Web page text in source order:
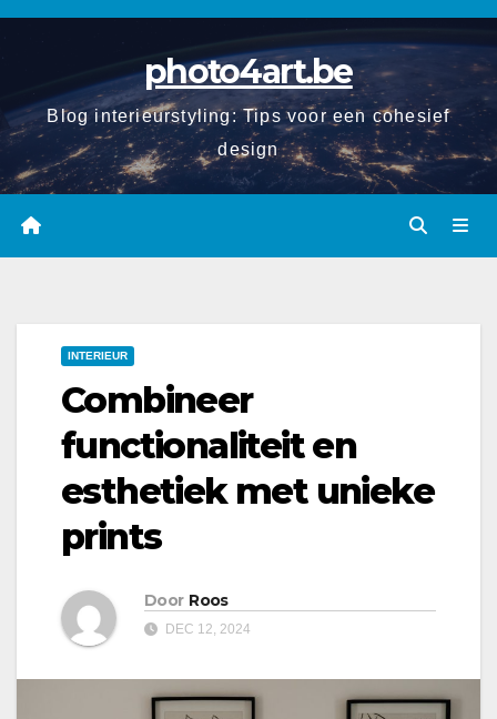
Spring
inhoud
photo4art.be
Blog interieurstyling: Tips voor een cohesief
design
INTERIEUR
Combineer
functionaliteit en
esthetiek met unieke
prints
Door Roos
DEC 12, 2024